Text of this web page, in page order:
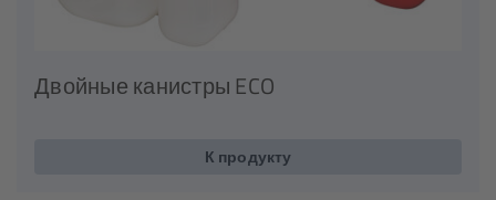
Двойные канистры ECO
К продукту